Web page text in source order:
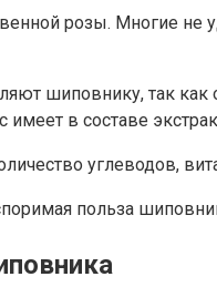
розы. Многие не
шиповнику, так
имеет в составе
углеводов,
польза